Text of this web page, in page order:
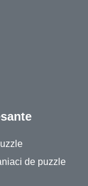
de puzzle